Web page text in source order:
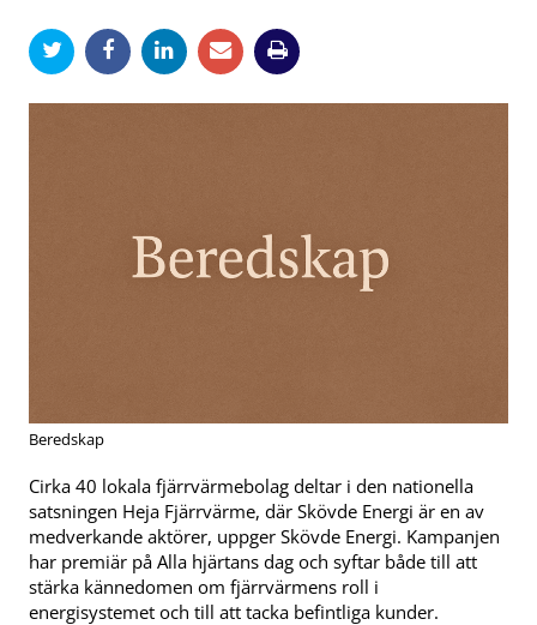
Beredskap
Cirka 40 lokala fjärrvärmebolag deltar i den nationella
satsningen Heja Fjärrvärme, där Skövde Energi är en av
medverkande aktörer, uppger Skövde Energi. Kampanjen
har premiär på Alla hjärtans dag och syftar både till att
stärka kännedomen om fjärrvärmens roll i
energisystemet och till att tacka befintliga kunder.